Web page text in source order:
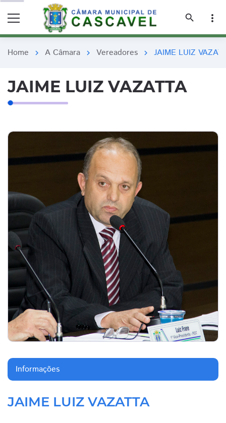
search
more_vert
Home chevron_right A Câmara chevron_right Vereadores chevron_right JAIME LUIZ
JAIME LUIZ VAZATTA
Informações
JAIME LUIZ VAZATTA